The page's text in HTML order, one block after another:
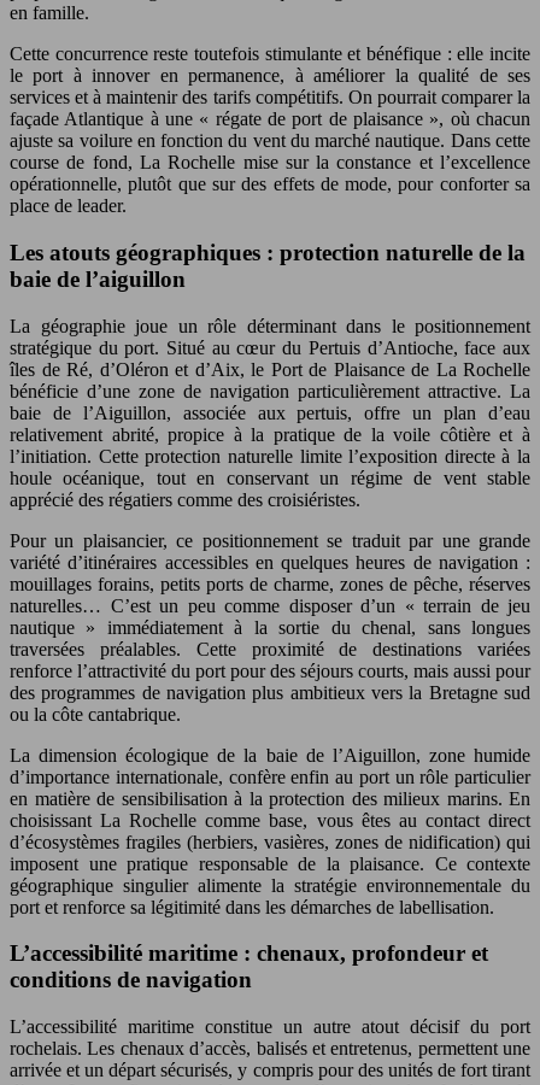
en famille.
Cette concurrence reste toutefois stimulante et bénéfique : elle incite
le port à innover en permanence, à améliorer la qualité de ses
services et à maintenir des tarifs compétitifs. On pourrait comparer la
façade Atlantique à une « régate de port de plaisance », où chacun
ajuste sa voilure en fonction du vent du marché nautique. Dans cette
course de fond, La Rochelle mise sur la constance et l’excellence
opérationnelle, plutôt que sur des effets de mode, pour conforter sa
place de leader.
Les atouts géographiques : protection naturelle de la
baie de l’aiguillon
La géographie joue un rôle déterminant dans le positionnement
stratégique du port. Situé au cœur du Pertuis d’Antioche, face aux
îles de Ré, d’Oléron et d’Aix, le Port de Plaisance de La Rochelle
bénéficie d’une zone de navigation particulièrement attractive. La
baie de l’Aiguillon, associée aux pertuis, offre un plan d’eau
relativement abrité, propice à la pratique de la voile côtière et à
l’initiation. Cette protection naturelle limite l’exposition directe à la
houle océanique, tout en conservant un régime de vent stable
apprécié des régatiers comme des croisiéristes.
Pour un plaisancier, ce positionnement se traduit par une grande
variété d’itinéraires accessibles en quelques heures de navigation :
mouillages forains, petits ports de charme, zones de pêche, réserves
naturelles… C’est un peu comme disposer d’un « terrain de jeu
nautique » immédiatement à la sortie du chenal, sans longues
traversées préalables. Cette proximité de destinations variées
renforce l’attractivité du port pour des séjours courts, mais aussi pour
des programmes de navigation plus ambitieux vers la Bretagne sud
ou la côte cantabrique.
La dimension écologique de la baie de l’Aiguillon, zone humide
d’importance internationale, confère enfin au port un rôle particulier
en matière de sensibilisation à la protection des milieux marins. En
choisissant La Rochelle comme base, vous êtes au contact direct
d’écosystèmes fragiles (herbiers, vasières, zones de nidification) qui
imposent une pratique responsable de la plaisance. Ce contexte
géographique singulier alimente la stratégie environnementale du
port et renforce sa légitimité dans les démarches de labellisation.
L’accessibilité maritime : chenaux, profondeur et
conditions de navigation
L’accessibilité maritime constitue un autre atout décisif du port
rochelais. Les chenaux d’accès, balisés et entretenus, permettent une
arrivée et un départ sécurisés, y compris pour des unités de fort tirant